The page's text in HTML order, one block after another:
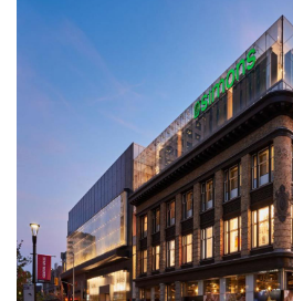
Uitgelichte bestemmingen
Alle steden
Phoenix